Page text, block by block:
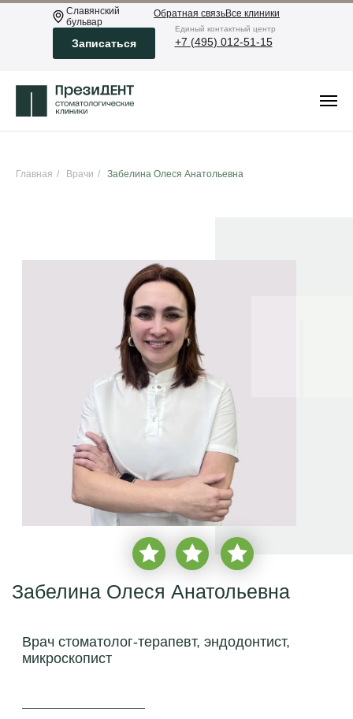
Обратная связьВсе клиники
Eдиный контактный центр
+7 (495) 012-51-15
Славянский
бульвар
Записаться
Главная / Врачи / Забелина Олеся Анатольевна
Забелина Олеся Анатольевна
врачебный стаж с2002 года
2 850 пациентов
Врач стоматолог-терапевт, эндодонтист,
микроскопист
записаться на прием